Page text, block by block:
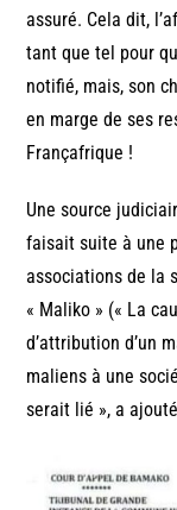
assuré. Cela dit,
tant que tel pour
notifié, mais, son
en marge de ses
Françafrique !
Une source
faisait suite à une
associations de la
« Maliko » (« La
d’attribution d’un
maliens à une
serait lié », a